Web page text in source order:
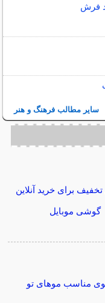
فرش
سایر مطالب فرهنگ و هنر
برای خرید آنلاین
گوشی موبایل
مناسب موهای تو